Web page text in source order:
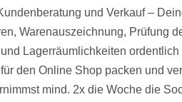
und Verkauf –
Warenauszeichnung, Prüfung
Lagerräumlichkeiten
den Online Shop packen und
mind. 2x die Woche die